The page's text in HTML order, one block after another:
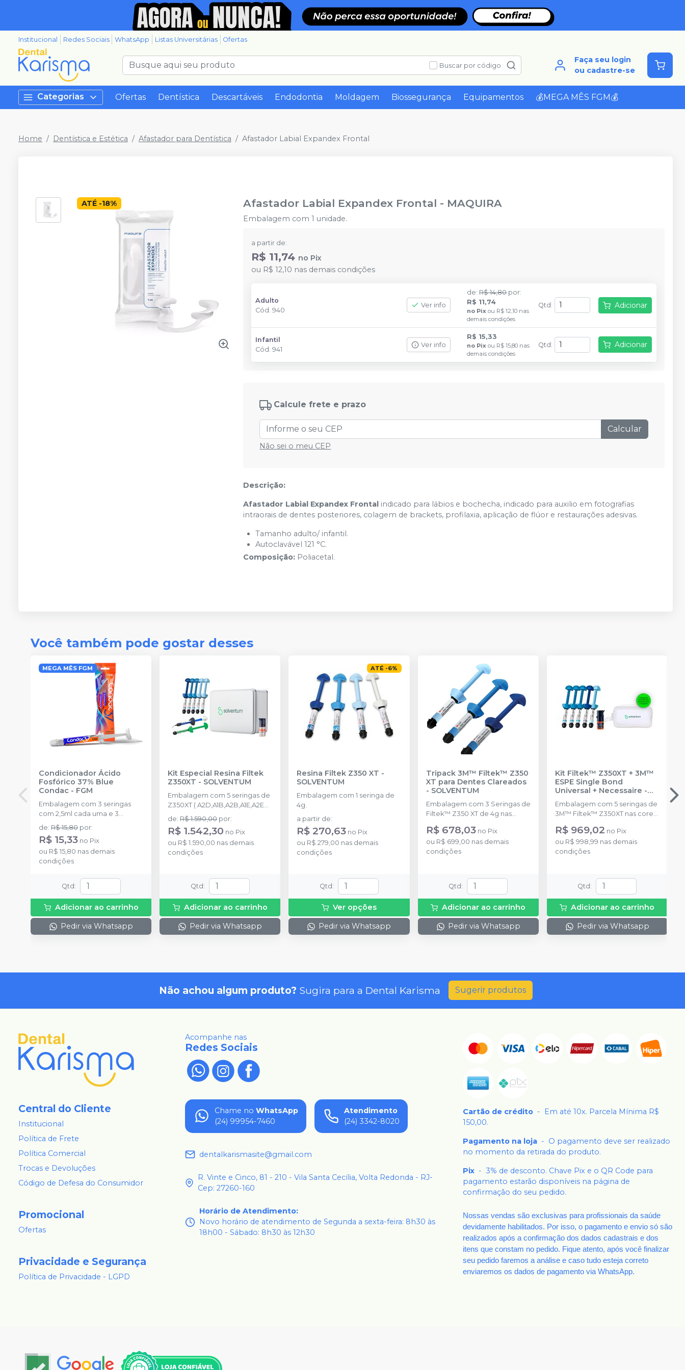
Institucional Redes Sociais WhatsApp Listas Universitárias Ofertas
Buscar por código
Faça seu login
ou cadastre-se
Categorias Ofertas Dentística Descartáveis Endodontia Moldagem Biossegurança Equipamentos 💰MEGA MÊS FGM💰
Home Dentística e Estética Afastador para Dentística Afastador Labial Expandex Frontal
ATÉ -18% Afastador Labial Expandex Frontal - MAQUIRA
Embalagem com 1 unidade.
a partir de:
R$ 11,74 no Pix
ou R$ 12,10 nas demais condições
Adulto
Cód.940
Ver info
de: R$ 14,80 por:
R$ 11,74
no Pix ou R$ 12,10 nas
demais condições
Qtd : Adicionar
Infantil
Cód.941
Ver info
R$ 15,33
no Pix ou R$ 15,80 nas
demais condições
Qtd : Adicionar
Calcule frete e prazo
Calcular
Não sei o meu CEP
Descrição:
Afastador Labial Expandex Frontal indicado para lábios e bochecha, indicado para auxilio em fotografias
intraorais de dentes posteriores, colagem de brackets, profilaxia, aplicação de flúor e restaurações adesivas.
Tamanho adulto/ infantil.
Autoclavável 121 °C.
Composição: Poliacetal.
Você também pode gostar desses
MEGA MÊS FGM
Condicionador Ácido
Fosfórico 37% Blue
Condac - FGM
Embalagem com 3 seringas
com 2,5ml cada uma e 3
ponteiras para aplicação.
de: R$ 15,80 por:
R$ 15,33 no Pix
ou R$ 15,80 nas demais
condições
Qtd :
Adicionar ao carrinho
Pedir via Whatsapp
Kit Especial Resina Filtek
Z350XT - SOLVENTUM
Embalagem com 5 seringas de
Z350XT ( A2D,A1B,A2B,A1E,A2E
4g) + 1 scotchbond plus 1,5ml + 1
filtek supreme A2 de 2g + 1 filtek
one A2 de 4g + lata.
de:R$ 1.590,00 por:
R$ 1.542,30 no Pix
ou R$ 1.590,00 nas demais
condições
Qtd :
Adicionar ao carrinho
Pedir via Whatsapp
ATÉ -6%
Resina Filtek Z350 XT -
SOLVENTUM
Embalagem com 1 seringa de
4g.
a partir de:
R$ 270,63 no Pix
ou R$ 279,00 nas demais
condições
Qtd :
Ver opções
Pedir via Whatsapp
Tripack 3M™ Filtek™ Z350
XT para Dentes Clareados
- SOLVENTUM
Embalagem com 3 Seringas de
Filtek™ Z350 XT de 4g nas
(Translúcida)
R$ 678,03 no Pix
ou R$ 699,00 nas demais
condições
Qtd :
Adicionar ao carrinho
Pedir via Whatsapp
Kit Filtek™ Z350XT + 3M™
ESPE Single Bond
Universal + Necessaire -
Embalagem com 5 seringas de
3M™ Filtek™ Z350XT nas cores:
frasco de 3M™ ESPE Single
Bond Universal de 3 ml 1
Necessaire para
R$ 969,02 no Pix
ou R$ 998,99 nas demais
condições
Qtd :
Adicionar ao carrinho
Pedir via Whatsapp
Não achou algum produto? Sugira para a Dental Karisma Sugerir produtos
Central do Cliente
Institucional
Política de Frete
Política Comercial
Trocas e Devoluções
Código de Defesa do Consumidor
Promocional
Ofertas
Privacidade e Segurança
Política de Privacidade - LGPD
Acompanhe nas
Redes Sociais
Chame no WhatsApp
(24) 99954-7460
Atendimento
(24) 3342-8020
dentalkarismasite@gmail.com
R. Vinte e Cinco, 81 - 210 - Vila Santa Cecília, Volta Redonda - RJ-
Cep: 27260-160
Horário de Atendimento:
Novo horário de atendimento de Segunda a sexta-feira: 8h30 às
18h00 - Sábado: 8h30 às 12h30
Cartão de crédito -
Em até 10x. Parcela Mínima R$
150,00.
Pagamento na loja - O pagamento deve ser realizado
no momento da retirada do produto.
Pix - 3% de desconto. Chave Pix e o QR Code para
pagamento estarão disponíveis na página de
confirmação do seu pedido.
Nossas vendas são exclusivas para profissionais da saúde
devidamente habilitados. Por isso, o pagamento e envio só são
realizados após a confirmação dos dados cadastrais e dos
itens que constam no pedido. Fique atento, após você finalizar
seu pedido faremos a análise e caso tudo esteja correto
enviaremos os dados de pagamento via WhatsApp.